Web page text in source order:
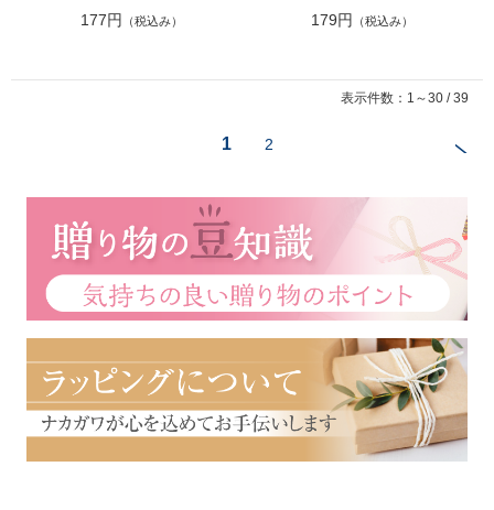
177円 （税込み）
179円
（税込み）
表示件数：1～30 / 39
1 2